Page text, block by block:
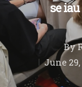
se
By
June 29,